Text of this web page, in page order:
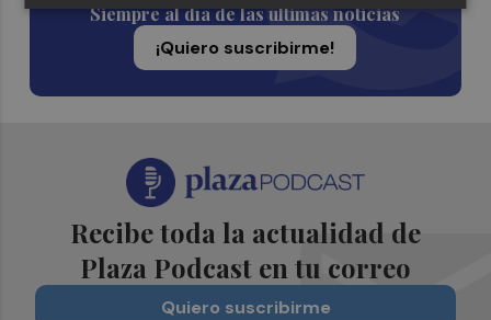
Siempre al día de las últimas noticias
¡Quiero suscribirme!
Recibe toda la actualidad de
Plaza Podcast en tu correo
Quiero suscribirme